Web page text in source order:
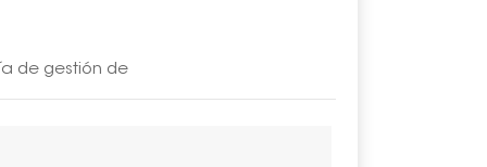
de gestión de